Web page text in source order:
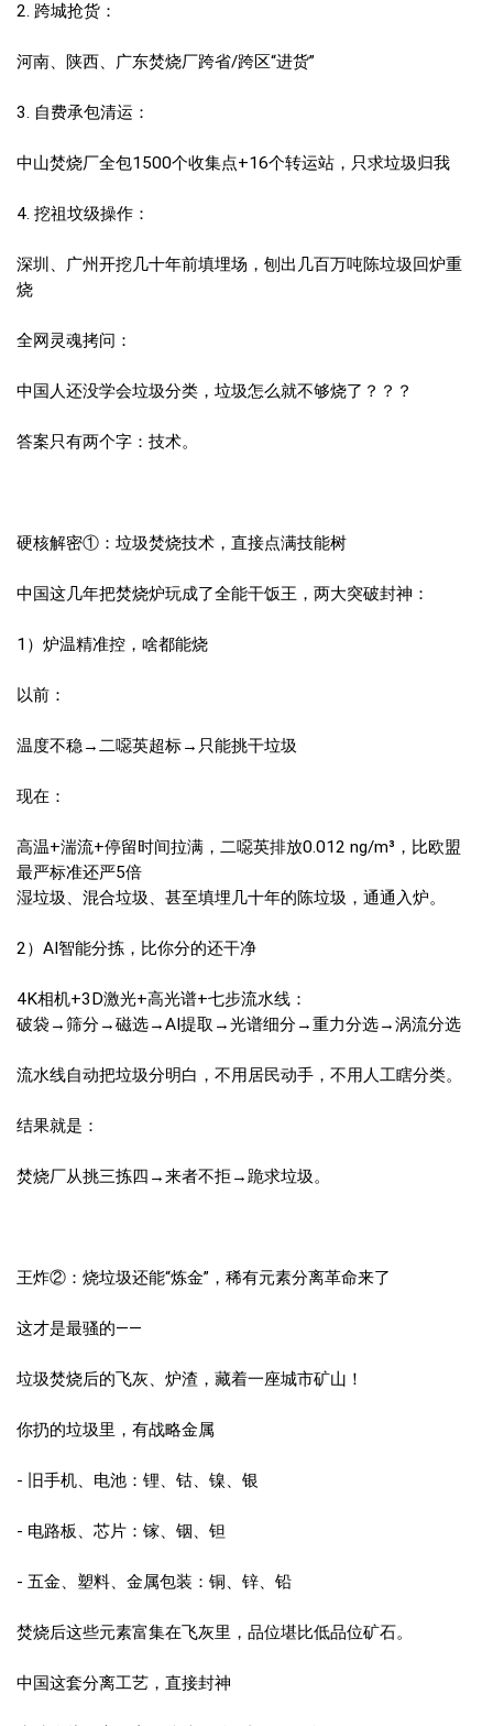
2. 跨城抢货：
河南、陕西、广东焚烧厂跨省/跨区“进货”
3. 自费承包清运：
中山焚烧厂全包1500个收集点+16个转运站，只求垃圾归我
4. 挖祖坟级操作：
深圳、广州开挖几十年前填埋场，刨出几百万吨陈垃圾回炉重
烧
全网灵魂拷问：
中国人还没学会垃圾分类，垃圾怎么就不够烧了？？？
答案只有两个字：技术。
硬核解密①：垃圾焚烧技术，直接点满技能树
中国这几年把焚烧炉玩成了全能干饭王，两大突破封神：
1）炉温精准控，啥都能烧
以前：
温度不稳→二噁英超标→只能挑干垃圾
现在：
高温+湍流+停留时间拉满，二噁英排放0.012 ng/m³，比欧盟
最严标准还严5倍
湿垃圾、混合垃圾、甚至填埋几十年的陈垃圾，通通入炉。
2）AI智能分拣，比你分的还干净
4K相机+3D激光+高光谱+七步流水线：
破袋→筛分→磁选→AI提取→光谱细分→重力分选→涡流分选
流水线自动把垃圾分明白，不用居民动手，不用人工瞎分类。
结果就是：
焚烧厂从挑三拣四→来者不拒→跪求垃圾。
王炸②：烧垃圾还能“炼金”，稀有元素分离革命来了
这才是最骚的——
垃圾焚烧后的飞灰、炉渣，藏着一座城市矿山！
你扔的垃圾里，有战略金属
- 旧手机、电池：锂、钴、镍、银
- 电路板、芯片：镓、铟、钽
- 五金、塑料、金属包装：铜、锌、铅
焚烧后这些元素富集在飞灰里，品位堪比低品位矿石。
中国这套分离工艺，直接封神